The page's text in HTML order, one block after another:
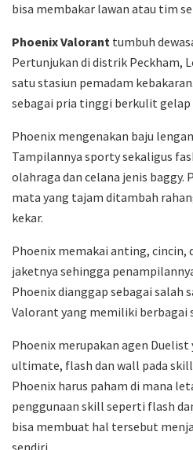
bisa membakar lawan atau tim
Phoenix Valorant tumbuh
Pertunjukan di distrik Peckham,
satu stasiun pemadam
sebagai pria tinggi berkulit
Phoenix mengenakan baju
Tampilannya sporty sekaligus
olahraga dan celana jenis
mata yang tajam ditambah
kekar.
Phoenix memakai anting, cincin,
jaketnya sehingga
Phoenix dianggap sebagai salah
Valorant yang memiliki berbagai
Phoenix merupakan agen
ultimate, flash dan wall pada
Phoenix harus paham di mana
penggunaan skill seperti flash
bisa membuat hal tersebut